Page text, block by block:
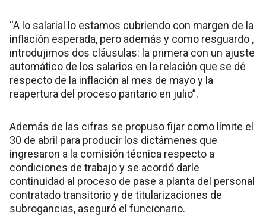
“A lo salarial lo estamos cubriendo con margen de la
inflación esperada, pero además y como resguardo ,
introdujimos dos cláusulas: la primera con un ajuste
automático de los salarios en la relación que se dé
respecto de la inflación al mes de mayo y la
reapertura del proceso paritario en julio”.
Además de las cifras se propuso fijar como límite el
30 de abril para producir los dictámenes que
ingresaron a la comisión técnica respecto a
condiciones de trabajo y se acordó darle
continuidad al proceso de pase a planta del personal
contratado transitorio y de titularizaciones de
subrogancias, aseguró el funcionario.